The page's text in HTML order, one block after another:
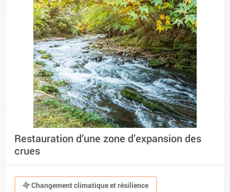
Restauration d’une zone d’expansion des
crues
Changement climatique et résilience